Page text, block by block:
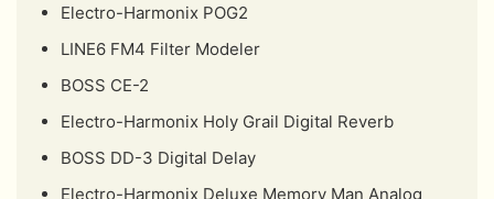
Electro-Harmonix POG2
LINE6 FM4 Filter Modeler
BOSS CE-2
Electro-Harmonix Holy Grail Digital Reverb
BOSS DD-3 Digital Delay
Electro-Harmonix Deluxe Memory Man Analog